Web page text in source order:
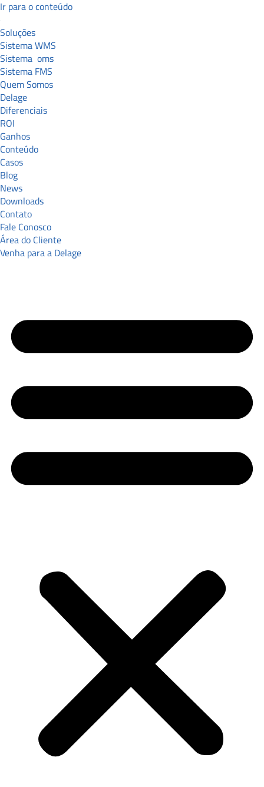
Ir para o conteúdo
Soluções
Sistema WMS
Sistema oms
Sistema FMS
Quem Somos
Delage
Diferenciais
ROI
Ganhos
Conteúdo
Casos
Blog
News
Downloads
Contato
Fale Conosco
Área do Cliente
Venha para a Delage